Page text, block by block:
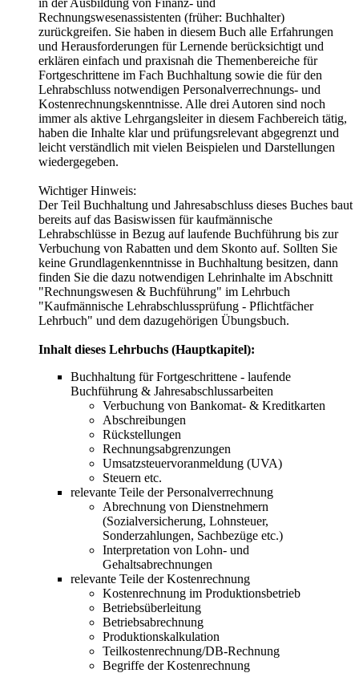
Rechnungswesenassistenten (früher: Buchhalter)
zurückgreifen. Sie haben in diesem Buch alle Erfahrungen
und Herausforderungen für Lernende berücksichtigt und
erklären einfach und praxisnah die Themenbereiche für
Fortgeschrittene im Fach Buchhaltung sowie die für den
Lehrabschluss notwendigen Personalverrechnungs- und
Kostenrechnungskenntnisse. Alle drei Autoren sind noch
immer als aktive Lehrgangsleiter in diesem Fachbereich tätig,
haben die Inhalte klar und prüfungsrelevant abgegrenzt und
leicht verständlich mit vielen Beispielen und Darstellungen
wiedergegeben.
Wichtiger Hinweis:
Der Teil Buchhaltung und Jahresabschluss dieses Buches baut
bereits auf das Basiswissen für kaufmännische
Lehrabschlüsse in Bezug auf laufende Buchführung bis zur
Verbuchung von Rabatten und dem Skonto auf. Sollten Sie
keine Grundlagenkenntnisse in Buchhaltung besitzen, dann
finden Sie die dazu notwendigen Lehrinhalte im Abschnitt
"Rechnungswesen & Buchführung" im Lehrbuch
"Kaufmännische Lehrabschlussprüfung - Pflichtfächer
Lehrbuch" und dem dazugehörigen Übungsbuch.
Inhalt dieses Lehrbuchs (Hauptkapitel):
Buchhaltung für Fortgeschrittene - laufende
Buchführung & Jahresabschlussarbeiten
Verbuchung von Bankomat- & Kreditkarten
Abschreibungen
Rückstellungen
Rechnungsabgrenzungen
Umsatzsteuervoranmeldung (UVA)
Steuern etc.
relevante Teile der Personalverrechnung
Abrechnung von Dienstnehmern
(Sozialversicherung, Lohnsteuer,
Sonderzahlungen, Sachbezüge etc.)
Interpretation von Lohn- und
Gehaltsabrechnungen
relevante Teile der Kostenrechnung
Kostenrechnung im Produktionsbetrieb
Betriebsüberleitung
Betriebsabrechnung
Produktionskalkulation
Teilkostenrechnung/DB-Rechnung
Begriffe der Kostenrechnung